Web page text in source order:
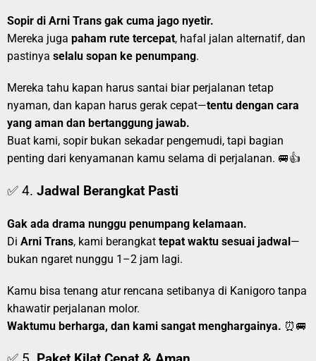
Sopir di Arni Trans gak cuma jago nyetir.
Mereka juga paham rute tercepat, hafal jalan alternatif, dan
pastinya selalu sopan ke penumpang.
Mereka tahu kapan harus santai biar perjalanan tetap
nyaman, dan kapan harus gerak cepat—tentu dengan cara
yang aman dan bertanggung jawab.
Buat kami, sopir bukan sekadar pengemudi, tapi bagian
penting dari kenyamanan kamu selama di perjalanan. 🚐👍
✅ 4. Jadwal Berangkat Pasti
Gak ada drama nunggu penumpang kelamaan.
Di Arni Trans, kami berangkat tepat waktu sesuai jadwal—
bukan ngaret nunggu 1–2 jam lagi.
Kamu bisa tenang atur rencana setibanya di Kanigoro tanpa
khawatir perjalanan molor.
Waktumu berharga, dan kami sangat menghargainya. ⏰🚐